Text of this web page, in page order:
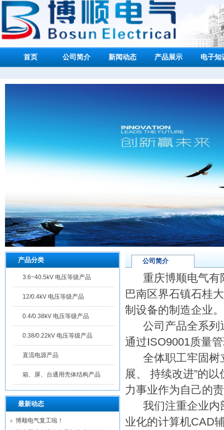
首页 公司简介 新闻动态 产品展示 电子知
产品分类
3.6~40.5kV 电压等级产品
12/0.4kV 电压等级产品
0.4/0.38kV 电压等级产品
0.38/0.22kV 电压等级产品
直流电源产品
箱、屏、台通用壳体结构产品
最新动态
博顺电气复工啦！
公司简介
重庆博顺电气有
巴南区界石镇石桂
制设备的制造企业。
公司产品全系列
通过ISO9001质量
全体职工牢固树
展、 持续改进”的
力事业作为自己的
我们注重企业内
业化的计算机CAD